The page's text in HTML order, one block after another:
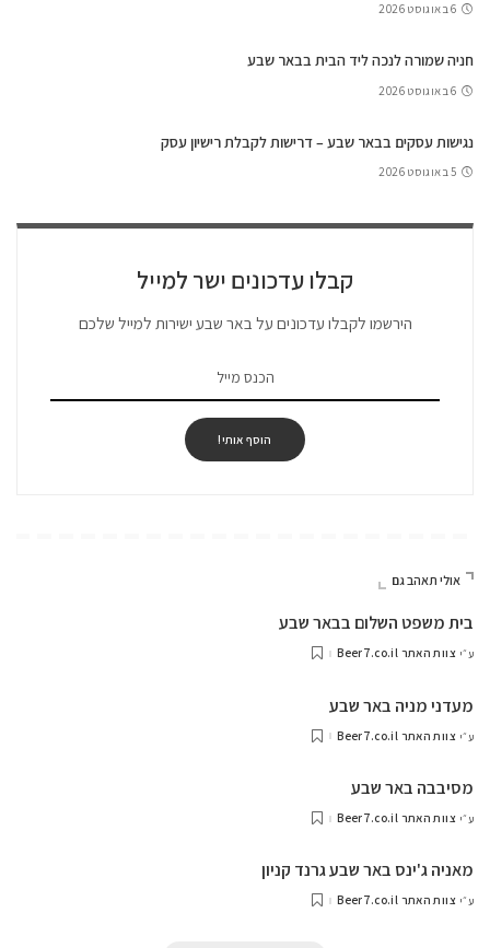
6 באוגוסט 2026
חניה שמורה לנכה ליד הבית בבאר שבע
6 באוגוסט 2026
נגישות עסקים בבאר שבע – דרישות לקבלת רישיון עסק
5 באוגוסט 2026
קבלו עדכונים ישר למייל
הירשמו לקבלו עדכונים על באר שבע ישירות למייל שלכם
הוסף אותי!
אולי תאהב גם
בית משפט השלום בבאר שבע
ע״י צוות האתר Beer7.co.il
מעדני מניה באר שבע
ע״י צוות האתר Beer7.co.il
מסיבבה באר שבע
ע״י צוות האתר Beer7.co.il
מאניה ג'ינס באר שבע גרנד קניון
ע״י צוות האתר Beer7.co.il